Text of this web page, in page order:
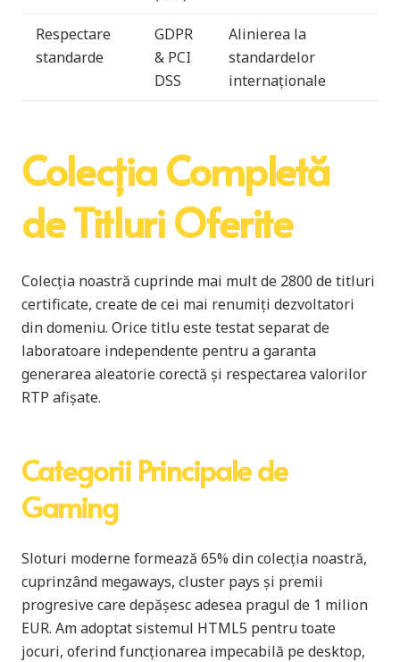
Respectare
standarde
GDPR
& PCI
DSS
Alinierea la
standardelor
internaționale
Colecția Completă
de Titluri Oferite
Colecția noastră cuprinde mai mult de 2800 de titluri
certificate, create de cei mai renumiți dezvoltatori
din domeniu. Orice titlu este testat separat de
laboratoare independente pentru a garanta
generarea aleatorie corectă și respectarea valorilor
RTP afișate.
Categorii Principale de
Gaming
Sloturi moderne formează 65% din colecția noastră,
cuprinzând megaways, cluster pays și premii
progresive care depășesc adesea pragul de 1 milion
EUR. Am adoptat sistemul HTML5 pentru toate
jocuri, oferind funcționarea impecabilă pe desktop,